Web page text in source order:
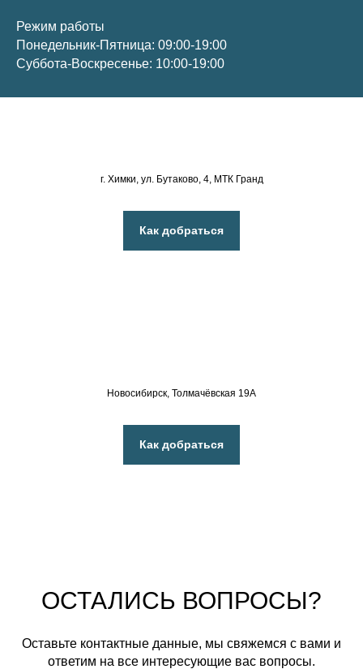
Режим работы
Понедельник-Пятница: 09:00-19:00
Суббота-Воскресенье: 10:00-19:00
г. Химки, ул. Бутаково, 4, МТК Гранд
Как добраться
Новосибирск, Толмачёвская 19А
Как добраться
ОСТАЛИСЬ ВОПРОСЫ?
Оставьте контактные данные, мы свяжемся с вами и
ответим на все интересующие вас вопросы.